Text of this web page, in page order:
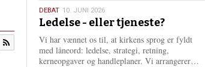
s
e
r
e
10.
juni
2026
DEBAT 10. JUNI 2026
Ledelse - eller tjeneste?
Vi har vænnet os til, at kirkens sprog er fyldt
med låneord: ledelse, strategi, retning,
kerneopgaver og handleplaner. Vi arrangerer…